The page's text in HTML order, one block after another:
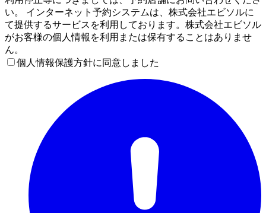
い。 インターネット予約システムは、株式会社エビソルに
て提供するサービスを利用しております。株式会社エビソル
がお客様の個人情報を利用または保有することはありませ
ん。
個人情報保護方針に同意しました